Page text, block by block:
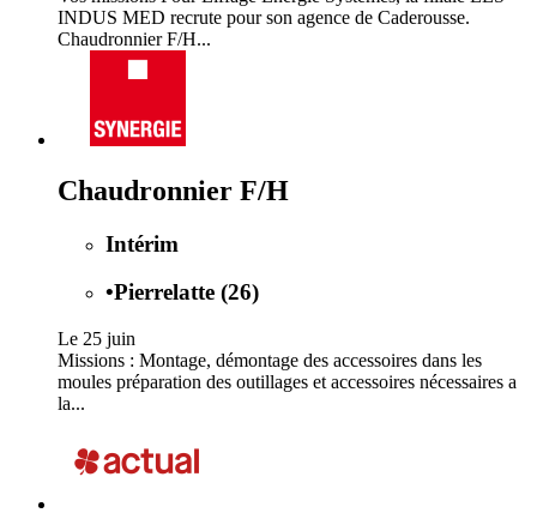
INDUS MED recrute pour son agence de Caderousse.
Chaudronnier F/H...
Chaudronnier F/H
Intérim
•Pierrelatte (26)
Le 25 juin
Missions : Montage, démontage des accessoires dans les
moules préparation des outillages et accessoires nécessaires a
la...